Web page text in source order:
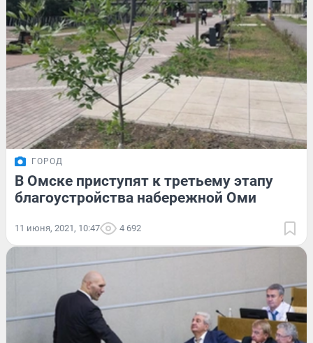
ГОРОД
В Омске приступят к третьему этапу
благоустройства набережной Оми
11 июня, 2021, 10:47 4 692